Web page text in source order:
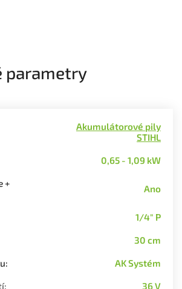
parametry
Akumulátorové pily
STIHL
0,65 - 1,09 kW
+
Ano
1/4" P
30 cm
: AK Systém
: 36 V